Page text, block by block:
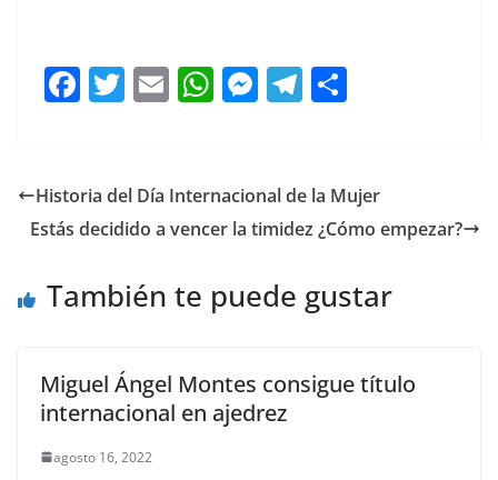
F
e
b
o
T
er
E
l
W
s
A
p
M
e
n
er
T
gr
a
p
ar
Historia del Día Internacional de la Mujer
Estás decidido a vencer la timidez ¿Cómo empezar?
También te puede gustar
Miguel Ángel Montes consigue título
internacional en ajedrez
agosto 16, 2022